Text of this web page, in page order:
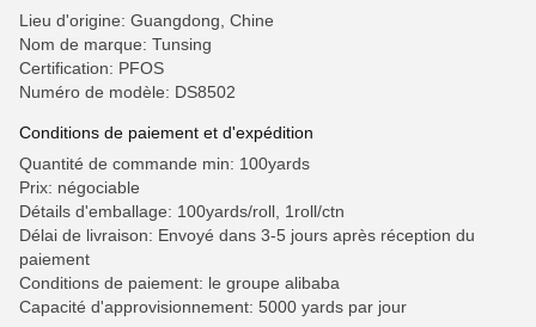
Lieu d'origine: Guangdong, Chine
Nom de marque: Tunsing
Certification: PFOS
Numéro de modèle: DS8502
Conditions de paiement et d'expédition
Quantité de commande min: 100yards
Prix: négociable
Détails d'emballage: 100yards/roll, 1roll/ctn
Délai de livraison: Envoyé dans 3-5 jours après réception du
paiement
Conditions de paiement: le groupe alibaba
Capacité d'approvisionnement: 5000 yards par jour